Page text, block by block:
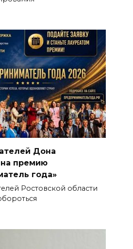
Дона
премию
года»
Ростовской области